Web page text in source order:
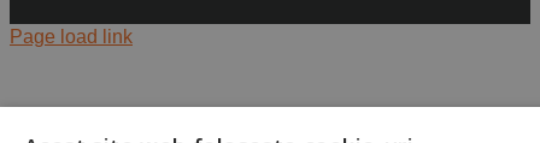
Page load link